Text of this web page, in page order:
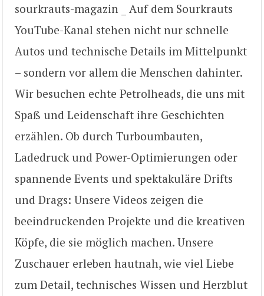
sourkrauts-magazin _ Auf dem Sourkrauts
YouTube-Kanal stehen nicht nur schnelle
Autos und technische Details im Mittelpunkt
– sondern vor allem die Menschen dahinter.
Wir besuchen echte Petrolheads, die uns mit
Spaß und Leidenschaft ihre Geschichten
erzählen. Ob durch Turboumbauten,
Ladedruck und Power-Optimierungen oder
spannende Events und spektakuläre Drifts
und Drags: Unsere Videos zeigen die
beeindruckenden Projekte und die kreativen
Köpfe, die sie möglich machen. Unsere
Zuschauer erleben hautnah, wie viel Liebe
zum Detail, technisches Wissen und Herzblut